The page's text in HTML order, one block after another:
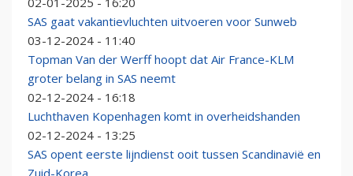
SAS gaat vakantievluchten uitvoeren voor Sunweb
03-12-2024 - 11:40
Topman Van der Werff hoopt dat Air France-KLM
groter belang in SAS neemt
02-12-2024 - 16:18
Luchthaven Kopenhagen komt in overheidshanden
02-12-2024 - 13:25
SAS opent eerste lijndienst ooit tussen Scandinavië en